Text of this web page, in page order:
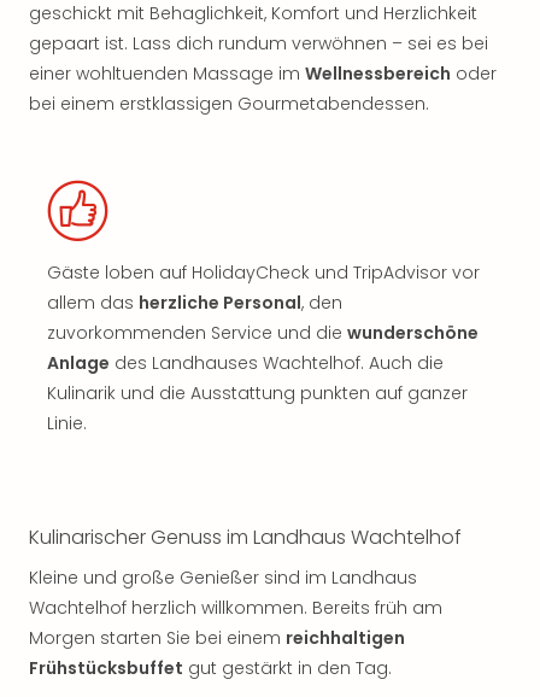
geschickt mit Behaglichkeit, Komfort und Herzlichkeit
gepaart ist. Lass dich rundum verwöhnen – sei es bei
einer wohltuenden Massage im Wellnessbereich oder
bei einem erstklassigen Gourmetabendessen.
Gäste loben auf HolidayCheck und TripAdvisor vor
allem das herzliche Personal, den
zuvorkommenden Service und die wunderschöne
Anlage des Landhauses Wachtelhof. Auch die
Kulinarik und die Ausstattung punkten auf ganzer
Linie.
Kulinarischer Genuss im Landhaus Wachtelhof
Kleine und große Genießer sind im Landhaus
Wachtelhof herzlich willkommen. Bereits früh am
Morgen starten Sie bei einem reichhaltigen
Frühstücksbuffet gut gestärkt in den Tag.